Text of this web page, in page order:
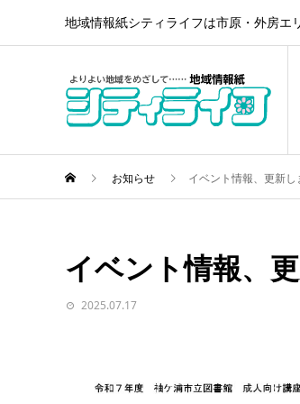
地域情報紙シティライフは市原・外房エ
お知らせ イベント情報、更新し
イベント情報、
2025.07.17